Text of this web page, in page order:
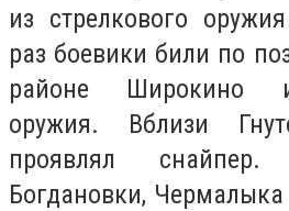
из стрелкового
раз боевики били по
районе Широкино
оружия. Вблизи
проявлял
Богдановки,